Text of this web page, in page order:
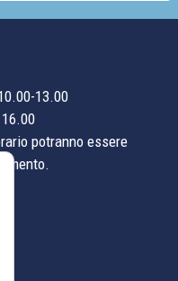
13.00
potranno essere